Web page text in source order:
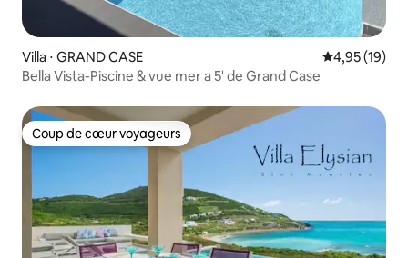
Villa ⋅ GRAND CASE Évaluation
4,95 (19)
Bella Vista-Piscine & vue mer a 5' de Grand Case
Coup de cœur voyageurs
Coup de cœur voyageurs